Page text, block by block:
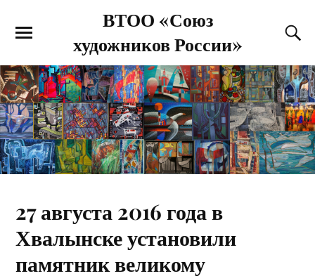
ВТОО «Союз
художников России»
27 августа 2016 года в
Хвалынске установили
памятник великому